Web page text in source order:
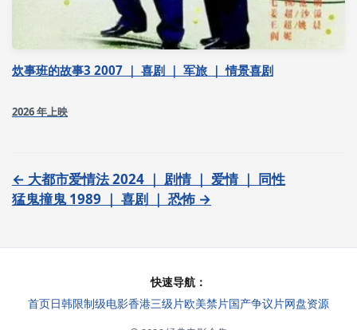
炊事班的故事3 2007 ｜ 喜剧 ｜ 军旅 ｜ 情景喜剧
2026 年上映
← 大都市爱情法 2024 ｜ 剧情 ｜ 爱情 ｜ 同性
猛鬼撞鬼 1989 ｜ 喜剧 ｜ 恐怖 →
快速导航：
首页日韩限制级电影香港三级片欧美禁片国产争议片网盘资源